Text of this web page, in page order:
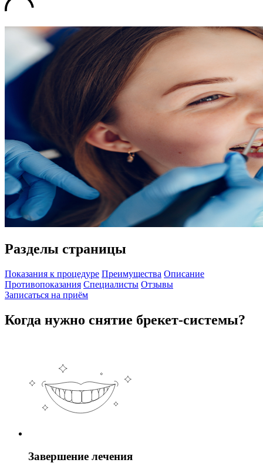
Разделы страницы
Показания к процедуре Преимущества Описание
Противопоказания Специалисты Отзывы
Записаться на приём
Когда нужно снятие брекет-системы?
Завершение лечения